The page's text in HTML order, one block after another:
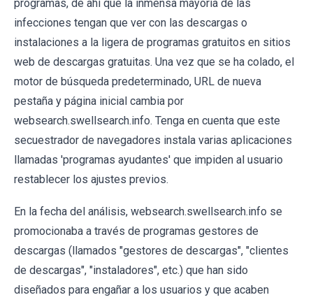
programas, de ahí que la inmensa mayoría de las
infecciones tengan que ver con las descargas o
instalaciones a la ligera de programas gratuitos en sitios
web de descargas gratuitas. Una vez que se ha colado, el
motor de búsqueda predeterminado, URL de nueva
pestaña y página inicial cambia por
websearch.swellsearch.info. Tenga en cuenta que este
secuestrador de navegadores instala varias aplicaciones
llamadas 'programas ayudantes' que impiden al usuario
restablecer los ajustes previos.
En la fecha del análisis, websearch.swellsearch.info se
promocionaba a través de programas gestores de
descargas (llamados "gestores de descargas", "clientes
de descargas", "instaladores", etc.) que han sido
diseñados para engañar a los usuarios y que acaben